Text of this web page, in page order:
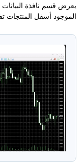
يعرض قسم نافذة
الموجود أسفل المنتجات